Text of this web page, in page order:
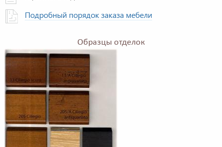
Подробный порядок заказа мебели
Образцы отделок